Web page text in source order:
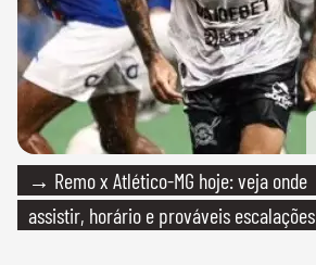
→ Remo x Atlético-MG hoje: veja onde
assistir, horário e prováveis escalações